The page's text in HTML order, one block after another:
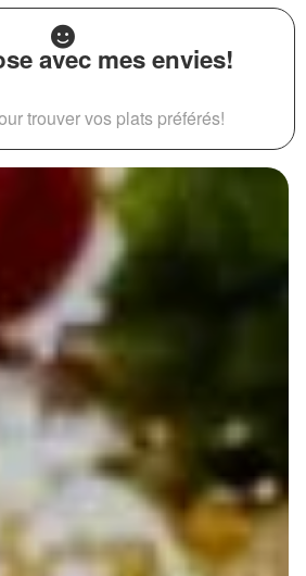
avec mes envies!
trouver vos plats préférés!